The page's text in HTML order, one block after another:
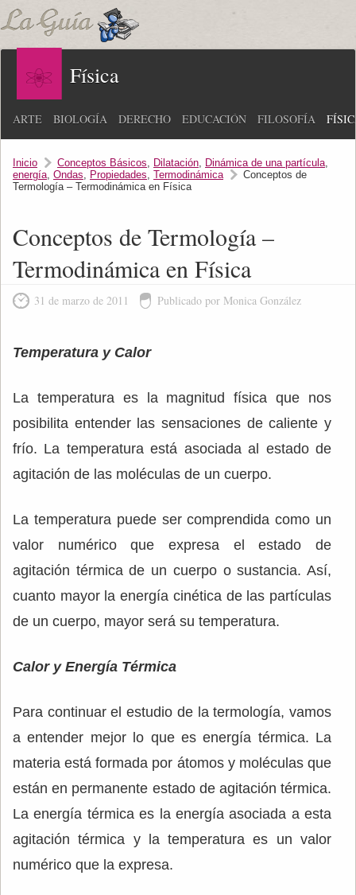
Física
ARTE BIOLOGÍA DERECHO EDUCACIÓN FILOSOFÍA
Inicio Conceptos Básicos, Dilatación, Dinámica de una partícula,
energía, Ondas, Propiedades, Termodinámica
Conceptos de
Termología – Termodinámica en Física
Conceptos de Termología –
Termodinámica en Física
31 de marzo de 2011 Publicado por Monica González
Temperatura y Calor
La temperatura es la magnitud física que nos
posibilita entender las sensaciones de caliente y
frío. La temperatura está asociada al estado de
agitación de las moléculas de un cuerpo.
La temperatura puede ser comprendida como un
valor numérico que expresa el estado de
agitación térmica de un cuerpo o sustancia. Así,
cuanto mayor la energía cinética de las partículas
de un cuerpo, mayor será su temperatura.
Calor y Energía Térmica
Para continuar el estudio de la termología, vamos
a entender mejor lo que es energía térmica. La
materia está formada por átomos y moléculas que
están en permanente estado de agitación térmica.
La energía térmica es la energía asociada a esta
agitación térmica y la temperatura es un valor
numérico que la expresa.